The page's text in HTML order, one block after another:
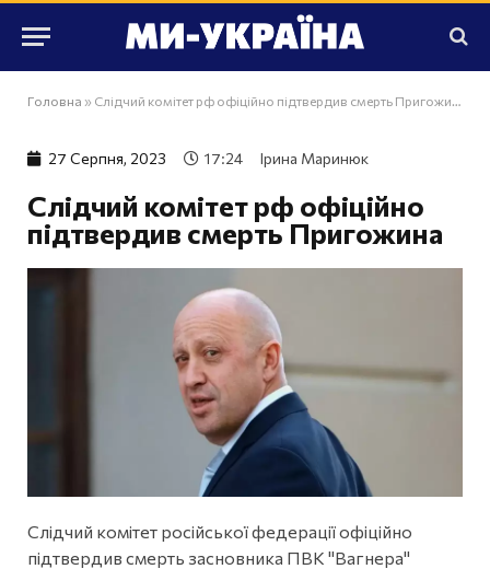
Головна » Слідчий комітет рф офіційно підтвердив смерть Пригожина
27 Серпня, 2023 17:24 Ірина Маринюк
Слідчий комітет рф офіційно
підтвердив смерть Пригожина
Слідчий комітет російської федерації офіційно
підтвердив смерть засновника ПВК "Вагнера"